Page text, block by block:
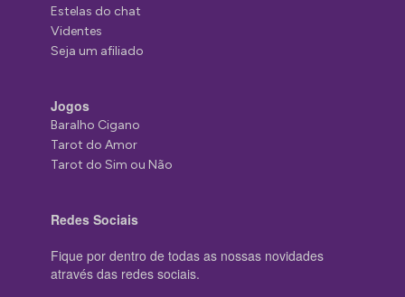
Estelas do chat
Videntes
Seja um afiliado
Jogos
Baralho Cigano
Tarot do Amor
Tarot do Sim ou Não
Redes Sociais
Fique por dentro de todas as nossas novidades
através das redes sociais.